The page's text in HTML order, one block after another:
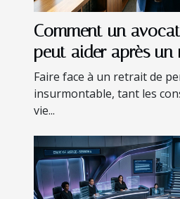
Comment un
peut aider après un
permis ?
Faire face à un retrait de
insurmontable, tant les
vie...